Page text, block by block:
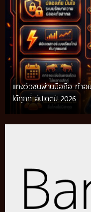
แทงวัวชนผ่านมือถือ ทำอย่
ได้ทุกที่ อัปเดตปี 2026